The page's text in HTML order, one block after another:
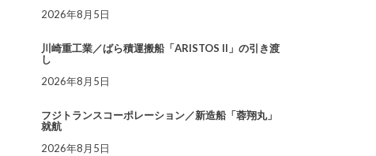
2026年8月5日
川崎重工業／ばら積運搬船「ARISTOS II」の引き渡
し
2026年8月5日
フジトランスコーポレーション／新造船「蓉翔丸」
就航
2026年8月5日